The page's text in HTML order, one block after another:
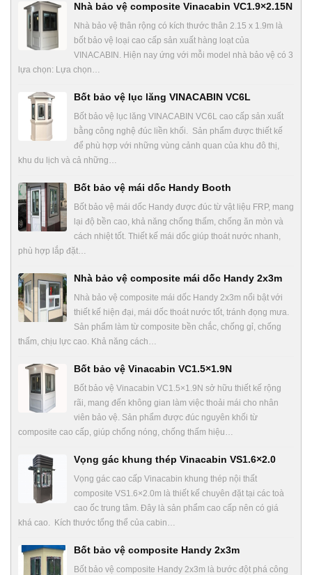
Nhà bảo vệ composite Vinacabin VC1.9×2.15N
Nhà bảo vệ thân rộng có kích thước thân 2.15 x 1.9m là
bốt bảo vệ loại cao cấp sản xuất hàng loạt của
VINACABIN. Hiện nay ứng với mỗi model nhà bảo vệ có 3
lựa chọn: Lựa chọn…
Bốt bảo vệ lục lăng VINACABIN VC6L
Bốt bảo vệ lục lăng VINACABIN VC6L cao cấp sản xuất
bằng công nghệ đúc liền khối. Sản phẩm được thiết kế
để phù hợp với những vùng cảnh quan của khu đô thị,
khu du lịch và cả những…
Bốt bảo vệ mái dốc Handy Booth
Bốt bảo vệ mái dốc Handy được đúc từ vật liệu FRP, mang
lại độ bền cao, khả năng chống thấm, chống ăn mòn và
cách nhiệt tốt. Thiết kế mái dốc giúp thoát nước nhanh,
phù hợp lắp đặt…
Nhà bảo vệ composite mái dốc Handy 2x3m
Nhà bảo vệ composite mái dốc Handy 2x3m nổi bật với
thiết kế hiện đại, mái dốc thoát nước tốt, tránh đọng mưa.
Sản phẩm làm từ composite bền chắc, chống gỉ, chống
thấm, chịu lực cao. Khả năng cách…
Bốt bảo vệ Vinacabin VC1.5×1.9N
Bốt bảo vệ Vinacabin VC1.5×1.9N sở hữu thiết kế rộng
rãi, mang đến không gian làm việc thoải mái cho nhân
viên bảo vệ. Sản phẩm được đúc nguyên khối từ
composite cao cấp, giúp chống nóng, chống thấm hiệu…
Vọng gác khung thép Vinacabin VS1.6×2.0
Vọng gác cao cấp Vinacabin khung thép nội thất
composite VS1.6×2.0m là thiết kế chuyên đặt tại các toà
cao ốc trung tâm. Đây là sản phẩm cao cấp nên có giá
khá cao. Kích thước tổng thể của cabin…
Bốt bảo vệ composite Handy 2x3m
Bốt bảo vệ composite Handy 2x3m là bước đột phá công